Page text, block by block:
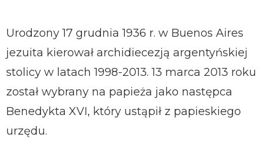
Urodzony 17 grudnia 1936 r. w Buenos Aires
jezuita kierował archidiecezją argentyńskiej
stolicy w latach 1998-2013. 13 marca 2013 roku
został wybrany na papieża jako następca
Benedykta XVI, który ustąpił z papieskiego
urzędu.